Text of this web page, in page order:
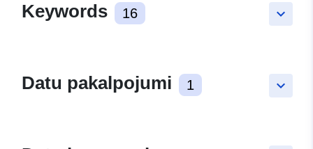
keyboard_arrow_down
Keywords 16
keyboard_arrow_down
Datu pakalpojumi 1